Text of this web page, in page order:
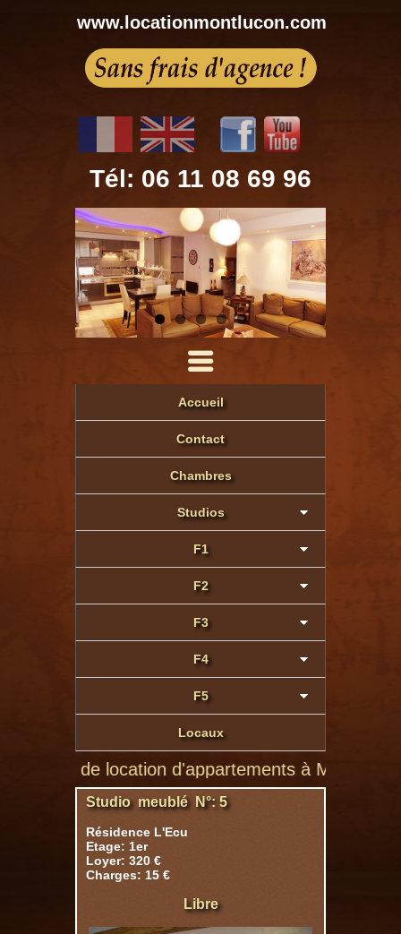
www.locationmontlucon.com
Tél: 06 11 08 69 96
Accueil
Contact
Chambres
Studios
F1
F2
F3
F4
F5
Locaux
de location d'appartements à Montluçon de
Studio meublé N°: 5
Résidence L'Ecu
Etage: 1er
Loyer: 320 €
Charges: 15 €
Libre